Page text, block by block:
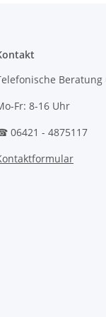
Fr: 8-16 Uhr
06421 - 4875117